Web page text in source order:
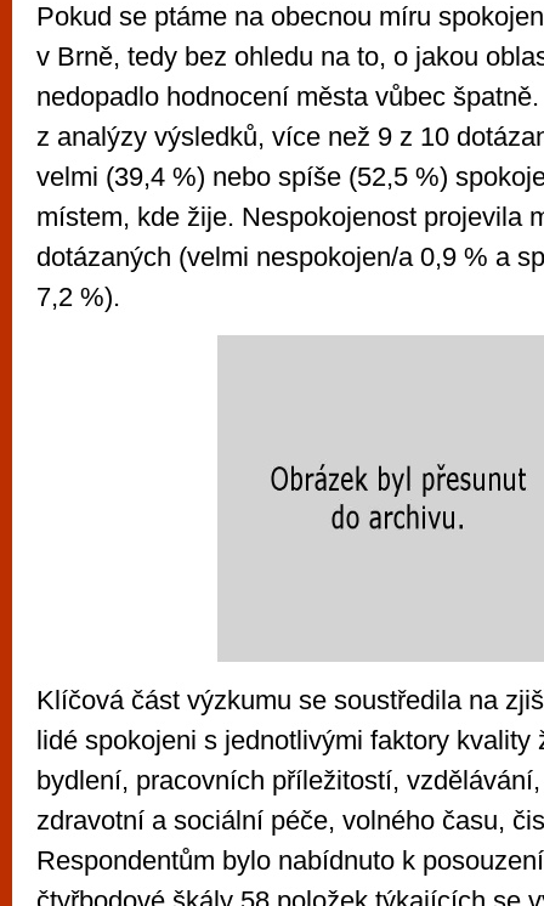
Pokud se ptáme na obecnou míru
v Brně, tedy bez ohledu na to, o jakou
nedopadlo hodnocení města vůbec
z analýzy výsledků, více než 9 z 10
velmi (39,4 %) nebo spíše (52,5 %)
místem, kde žije. Nespokojenost projevila
dotázaných (velmi nespokojen/a 0,9 % a
7,2 %).
Klíčová část výzkumu se soustředila na
lidé spokojeni s jednotlivými faktory kvality
bydlení, pracovních příležitostí,
zdravotní a sociální péče, volného času,
Respondentům bylo nabídnuto k